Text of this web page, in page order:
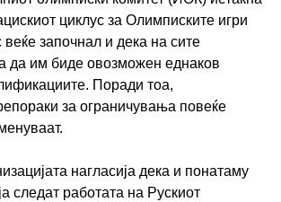
циклус за Олимписките игри
започнал и дека на сите
да им биде овозможен еднаков
Поради тоа,
за ограничувања повеќе
нагласија дека и понатаму
следат работата на Рускиот